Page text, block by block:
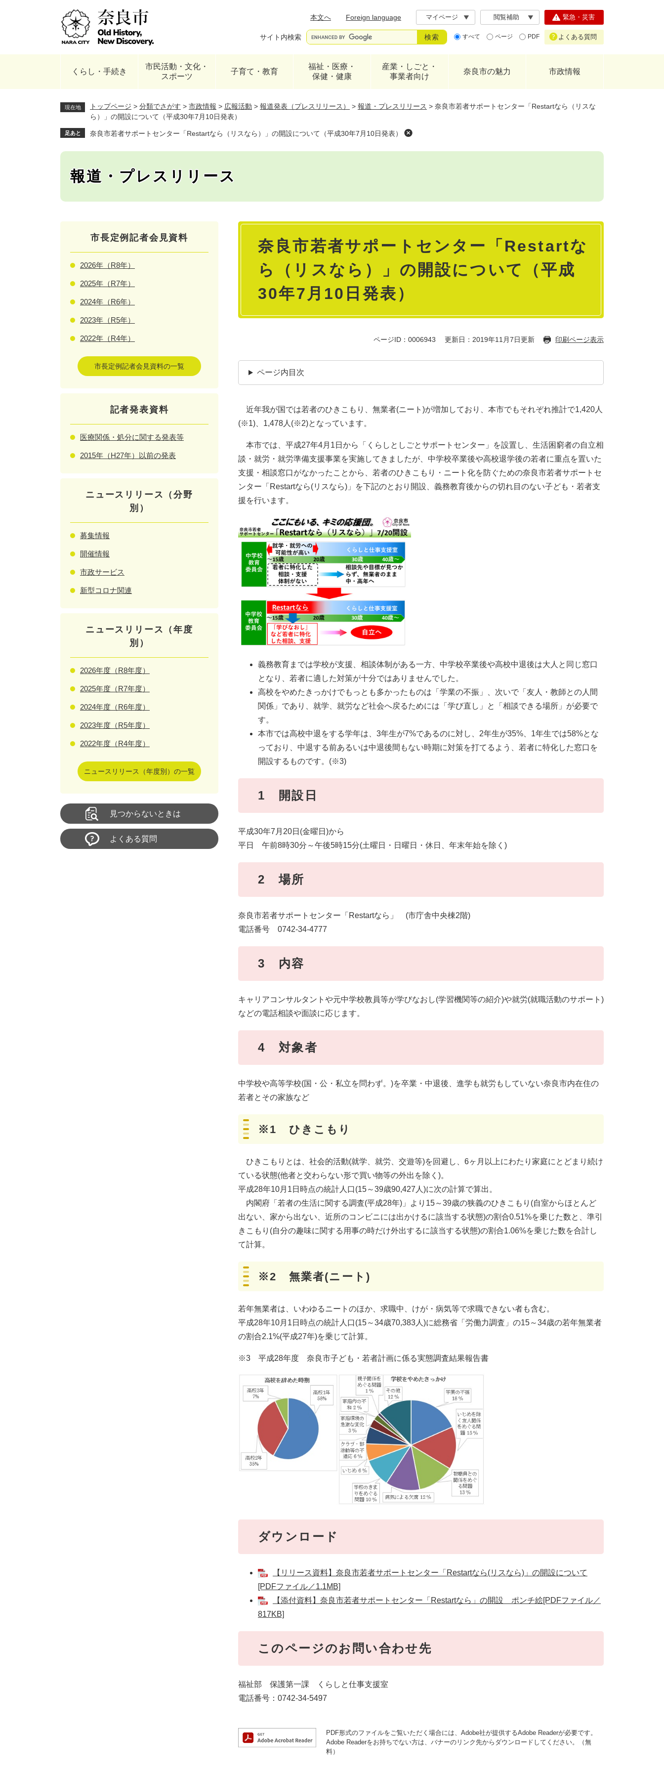
本文へ
Foreign language マイページ 閲覧補助
サイト内検索 すべて ページ PDF
緊急・災害
よくある質問
くらし・手続き
市民活動・文化・
スポーツ
子育て・教育
福祉・医療・
保健・健康
産業・しごと・
事業者向け
奈良市の魅力 市政情報
現在地 トップページ > 分類でさがす > 市政情報 > 広報活動 > 報道発表（プレスリリース） > 報道・プレスリリース > 奈良市若者サポートセンター「Restartなら（リスな
ら）」の開設について（平成30年7月10日発表）
足あと 奈良市若者サポートセンター「Restartなら（リスなら）」の開設について（平成30年7月10日発表）
報道・プレスリリース
本
奈良市若者サポートセンター「Restartな
ら（リスなら）」の開設について（平成
30年7月10日発表）
ページID：0006943 更新日：2019年11月7日更新 印刷ページ表示
ページ内目次
近年我が国では若者のひきこもり、無業者(ニート)が増加しており、本市でもそれぞれ推計で1,420人
(※1)、1,478人(※2)となっています。
本市では、平成27年4月1日から「くらしとしごとサポートセンター」を設置し、生活困窮者の自立相
談・就労・就労準備支援事業を実施してきましたが、中学校卒業後や高校退学後の若者に重点を置いた
支援・相談窓口がなかったことから、若者のひきこもり・ニート化を防ぐための奈良市若者サポートセ
ンター「Restartなら(リスなら)」を下記のとおり開設、義務教育後からの切れ目のない子ども・若者支
援を行います。
義務教育までは学校が支援、相談体制がある一方、中学校卒業後や高校中退後は大人と同じ窓口
となり、若者に適した対策が十分ではありませんでした。
高校をやめたきっかけでもっとも多かったものは「学業の不振」、次いで「友人・教師との人間
関係」であり、就学、就労など社会へ戻るためには「学び直し」と「相談できる場所」が必要で
す。
本市では高校中退をする学年は、3年生が7%であるのに対し、2年生が35%、1年生では58%とな
っており、中退する前あるいは中退後間もない時期に対策を打てるよう、若者に特化した窓口を
開設するものです。(※3)
1 開設日
平成30年7月20日(金曜日)から
平日 午前8時30分～午後5時15分(土曜日・日曜日・休日、年末年始を除く)
2 場所
奈良市若者サポートセンター「Restartなら」 (市庁舎中央棟2階)
電話番号 0742-34-4777
3 内容
キャリアコンサルタントや元中学校教員等が学びなおし(学習機関等の紹介)や就労(就職活動のサポート)
などの電話相談や面談に応じます。
4 対象者
中学校や高等学校(国・公・私立を問わず。)を卒業・中退後、進学も就労もしていない奈良市内在住の
若者とその家族など
※1 ひきこもり
ひきこもりとは、社会的活動(就学、就労、交遊等)を回避し、6ヶ月以上にわたり家庭にとどまり続け
ている状態(他者と交わらない形で買い物等の外出を除く)。
平成28年10月1日時点の統計人口(15～39歳90,427人)に次の計算で算出。
内閣府「若者の生活に関する調査(平成28年)」より15～39歳の狭義のひきこもり(自室からほとんど
出ない、家から出ない、近所のコンビニには出かけるに該当する状態)の割合0.51%を乗じた数と、準引
きこもり(自分の趣味に関する用事の時だけ外出するに該当する状態)の割合1.06%を乗じた数を合計し
て計算。
※2 無業者(ニート)
若年無業者は、いわゆるニートのほか、求職中、けが・病気等で求職できない者も含む。
平成28年10月1日時点の統計人口(15～34歳70,383人)に総務省「労働力調査」の15～34歳の若年無業者
の割合2.1%(平成27年)を乗じて計算。
※3 平成28年度 奈良市子ども・若者計画に係る実態調査結果報告書
ダウンロード
【リリース資料】奈良市若者サポートセンター「Restartなら(リスなら)」の開設について
[PDFファイル／1.1MB]
【添付資料】奈良市若者サポートセンター「Restartなら」の開設 ポンチ絵[PDFファイル／
817KB]
このページのお問い合わせ先
福祉部 保護第一課 くらしと仕事支援室
電話番号：0742-34-5497
PDF形式のファイルをご覧いただく場合には、Adobe社が提供するAdobe Readerが必要です。
Adobe Readerをお持ちでない方は、バナーのリンク先からダウンロードしてください。（無
料）
市長定例記者会見資料
2026年（R8年）
2025年（R7年）
2024年（R6年）
2023年（R5年）
2022年（R4年）
市長定例記者会見資料の一覧
記者発表資料
医療関係・処分に関する発表等
2015年（H27年）以前の発表
ニュースリリース（分野
別）
募集情報
開催情報
市政サービス
新型コロナ関連
ニュースリリース（年度
別）
2026年度（R8年度）
2025年度（R7年度）
2024年度（R6年度）
2023年度（R5年度）
2022年度（R4年度）
ニュースリリース（年度別）の一覧
見つからないときは
よくある質問